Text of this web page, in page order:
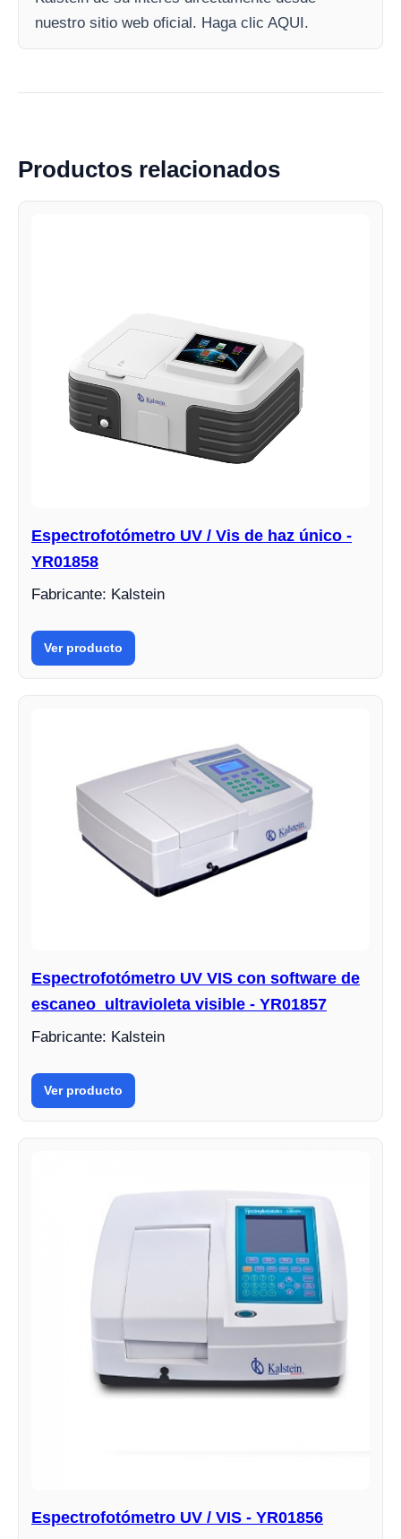
nuestro sitio web oficial. Haga clic AQUI.
Productos relacionados
Espectrofotómetro UV / Vis de haz único -
YR01858
Fabricante: Kalstein
Ver producto
Espectrofotómetro UV VIS con software de
escaneo ultravioleta visible - YR01857
Fabricante: Kalstein
Ver producto
Espectrofotómetro UV / VIS - YR01856